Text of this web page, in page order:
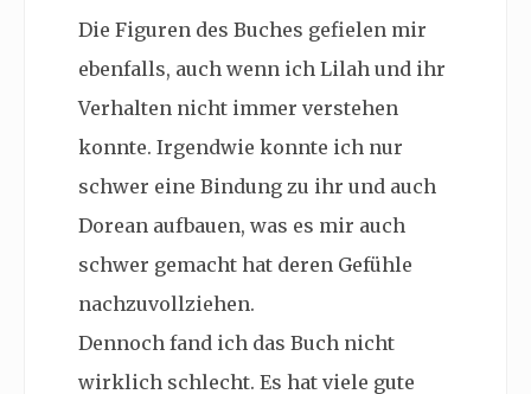
Die Figuren des Buches gefielen mir
ebenfalls, auch wenn ich Lilah und ihr
Verhalten nicht immer verstehen
konnte. Irgendwie konnte ich nur
schwer eine Bindung zu ihr und auch
Dorean aufbauen, was es mir auch
schwer gemacht hat deren Gefühle
nachzuvollziehen.
Dennoch fand ich das Buch nicht
wirklich schlecht. Es hat viele gute